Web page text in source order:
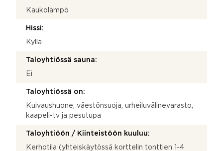
Kaukolämpö
Hissi:
Kyllä
Taloyhtiössä sauna:
Ei
Taloyhtiössä on:
Kuivaushuone, väestönsuoja, urheiluvälinevarasto,
kaapeli-tv ja pesutupa
Taloyhtiöön / Kiinteistöön kuuluu:
Kerhotila (yhteiskäytössä korttelin tonttien 1-4